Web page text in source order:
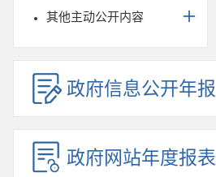
其他主动公开内容
政府信息公开年报
政府网站年度报表